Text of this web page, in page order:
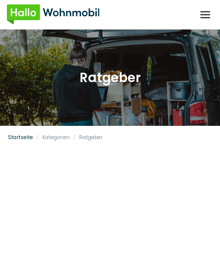
Ratgeber
Startseite / Kategorien / Ratgeber